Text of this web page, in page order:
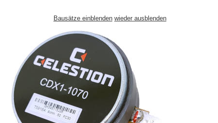
Bausätze einblenden wieder ausblenden